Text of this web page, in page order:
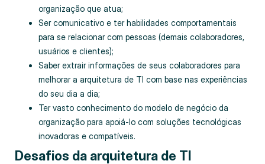
organização que atua;
Ser comunicativo e ter habilidades comportamentais
para se relacionar com pessoas (demais colaboradores,
usuários e clientes);
Saber extrair informações de seus colaboradores para
melhorar a arquitetura de TI com base nas experiências
do seu dia a dia;
Ter vasto conhecimento do modelo de negócio da
organização para apoiá-lo com soluções tecnológicas
inovadoras e compatíveis.
Desafios da arquitetura de TI